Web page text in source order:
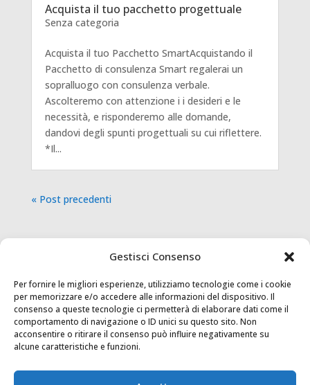
Gestisci Consenso
Per fornire le migliori esperienze, utilizziamo tecnologie come i cookie
per memorizzare e/o accedere alle informazioni del dispositivo. Il
consenso a queste tecnologie ci permetterà di elaborare dati come il
comportamento di navigazione o ID unici su questo sito. Non
acconsentire o ritirare il consenso può influire negativamente su
alcune caratteristiche e funzioni.
Acquista il tuo pacchetto progettuale
Senza categoria
Acquista il tuo Pacchetto SmartAcquistando il
Pacchetto di consulenza Smart regalerai un
sopralluogo con consulenza verbale.
Ascolteremo con attenzione i i desideri e le
necessità, e risponderemo alle domande,
dandovi degli spunti progettuali su cui riflettere.
*Il...
« Post precedenti